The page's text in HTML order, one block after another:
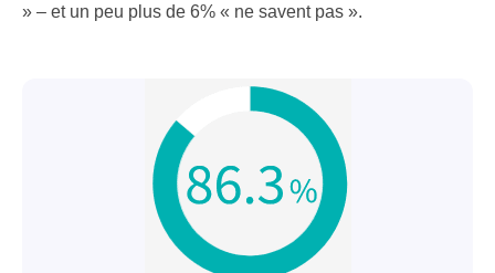
» – et un peu plus de 6% « ne savent pas ».